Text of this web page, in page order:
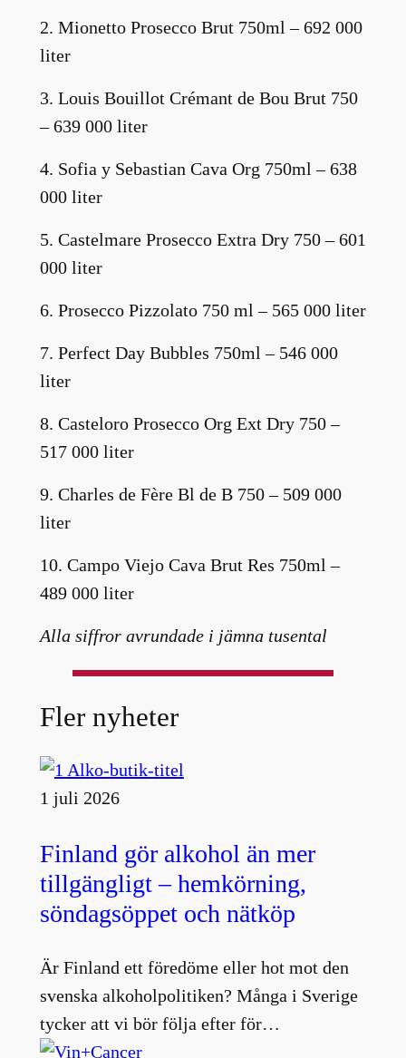
2. Mionetto Prosecco Brut 750ml – 692 000
liter
3. Louis Bouillot Crémant de Bou Brut 750
– 639 000 liter
4. Sofia y Sebastian Cava Org 750ml – 638
000 liter
5. Castelmare Prosecco Extra Dry 750 – 601
000 liter
6. Prosecco Pizzolato 750 ml – 565 000 liter
7. Perfect Day Bubbles 750ml – 546 000
liter
8. Casteloro Prosecco Org Ext Dry 750 –
517 000 liter
9. Charles de Fère Bl de B 750 – 509 000
liter
10. Campo Viejo Cava Brut Res 750ml –
489 000 liter
Alla siffror avrundade i jämna tusental
Fler nyheter
1 juli 2026
Finland gör alkohol än mer
tillgängligt – hemkörning,
söndagsöppet och nätköp
Är Finland ett föredöme eller hot mot den
svenska alkoholpolitiken? Många i Sverige
tycker att vi bör följa efter för…